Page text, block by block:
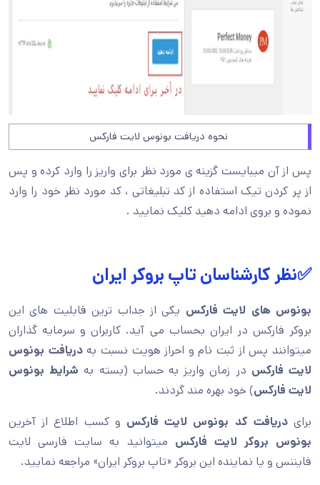
نحوه دریافت بونوس لایت فارکس
پس از آن میبایست گزینه ی مورد نظر برای واریز را وارد کرده و پس
از پر کردن تیک استفاده از کد تبلیغاتی ، کد مورد نظر خود را وارد
نموده و بروی ادامه دهید کلیک نمایید .
✅نظر کارشناسان تاپ بروکر ایران
بونوس های لایت فارکس یکی از جداب ترین قابلیت های این
بروکر فارکس در ایران بحساب می آید. کاربران و سرمایه گذاران
میتوانند پس از ثبت نام و احراز هویت نسبت بهدریافت بونوس
لایت فارکس در زمان واریز به حساب (بسته به شرایط بونوس
لایت فارکس) خود بهره مند گردند.
برایدریافت کد بونوس لایت فارکس و کسب اطلاع از آخرین
بونوس بروکر لایت فارکس میتوانید به سایت فارسی لایت
فایننس و یا نماینده این بروکر «تاپ بروکر ایران» مراجعه نمایید.